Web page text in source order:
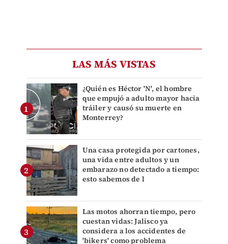
LAS MÁS VISTAS
¿Quién es Héctor 'N', el hombre
que empujó a adulto mayor hacia
tráiler y causó su muerte en
Monterrey?
Una casa protegida por cartones,
una vida entre adultos y un
embarazo no detectado a tiempo:
esto sabemos de l
Las motos ahorran tiempo, pero
cuestan vidas: Jalisco ya
considera a los accidentes de
'bikers' como problema